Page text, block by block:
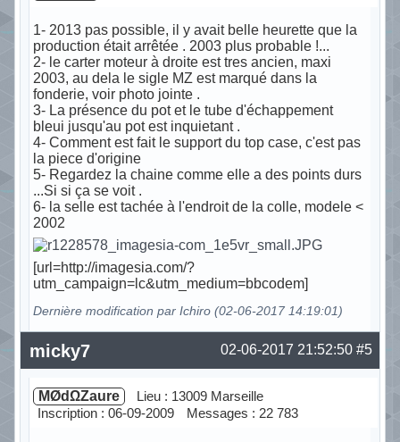
1- 2013 pas possible, il y avait belle heurette que la
production était arrêtée . 2003 plus probable !...
2- le carter moteur à droite est tres ancien, maxi
2003, au dela le sigle MZ est marqué dans la
fonderie, voir photo jointe .
3- La présence du pot et le tube d'échappement
bleui jusqu'au pot est inquietant .
4- Comment est fait le support du top case, c'est pas
la piece d'origine
5- Regardez la chaine comme elle a des points durs
...Si si ça se voit .
6- la selle est tachée à l'endroit de la colle, modele <
2002
[url=http://imagesia.com/?
utm_campaign=lc&utm_medium=bbcodem]
Dernière modification par Ichiro (02-06-2017 14:19:01)
Hors ligne #5
02-06-2017 21:52:50
micky7
MØdΩZaure
Lieu : 13009 Marseille
Inscription : 06-09-2009
Messages : 22 783